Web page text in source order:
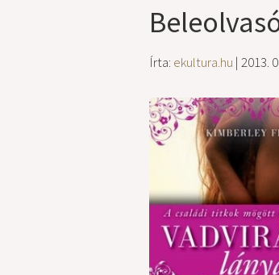
Írta: ekultura.hu | 2013.